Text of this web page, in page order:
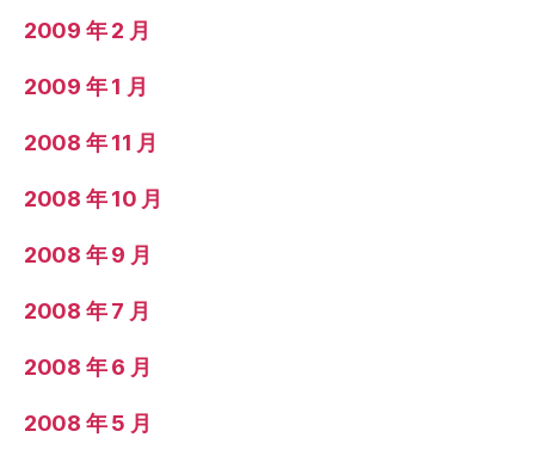
2009 年 2 月
2009 年 1 月
2008 年 11 月
2008 年 10 月
2008 年 9 月
2008 年 7 月
2008 年 6 月
2008 年 5 月